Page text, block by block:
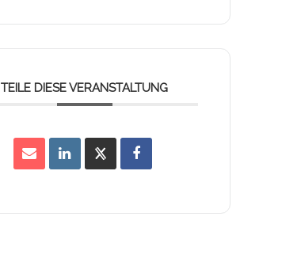
TEILE DIESE VERANSTALTUNG